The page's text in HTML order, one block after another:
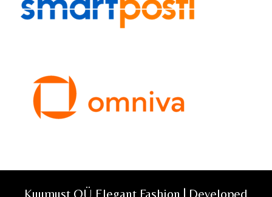
Kuumust OÜ Elegant Fashion | Developed